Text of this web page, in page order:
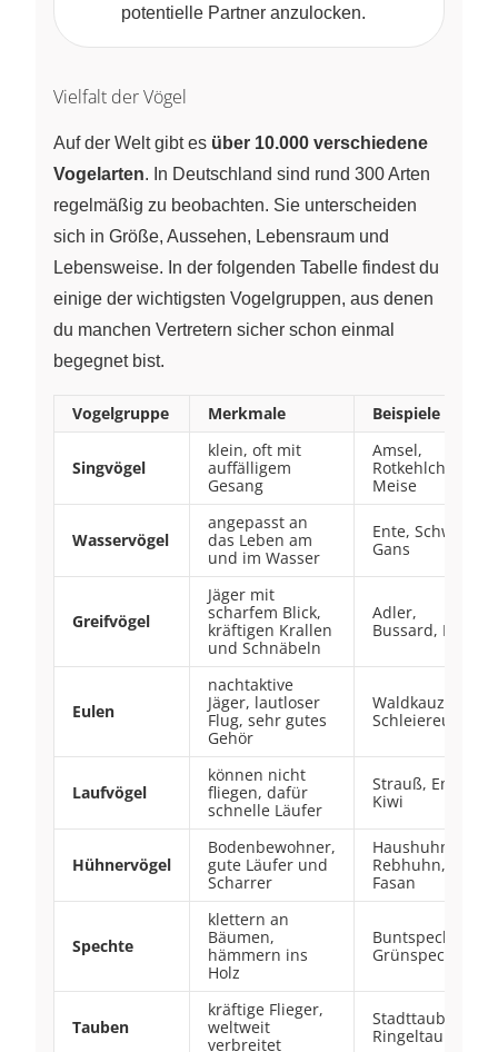
potentielle Partner anzulocken.
Vielfalt der Vögel
Auf der Welt gibt es über 10.000 verschiedene
Vogelarten. In Deutschland sind rund 300 Arten
regelmäßig zu beobachten. Sie unterscheiden
sich in Größe, Aussehen, Lebensraum und
Lebensweise. In der folgenden Tabelle findest du
einige der wichtigsten Vogelgruppen, aus denen
du manchen Vertretern sicher schon einmal
begegnet bist.
Vogelgruppe Merkmale Beispiele
Singvögel
klein, oft mit
auffälligem
Gesang
Amsel,
Rotkehlchen,
Meise
Wasservögel
angepasst an
das Leben am
und im Wasser
Ente, Schwan,
Gans
Greifvögel
Jäger mit
scharfem Blick,
kräftigen Krallen
und Schnäbeln
Adler,
Bussard, Falke
Eulen
nachtaktive
Jäger, lautloser
Flug, sehr gutes
Gehör
Waldkauz,
Schleiereule
Laufvögel
können nicht
fliegen, dafür
schnelle Läufer
Strauß, Emu,
Kiwi
Hühnervögel
Bodenbewohner,
gute Läufer und
Scharrer
Haushuhn,
Rebhuhn,
Fasan
Spechte
klettern an
Bäumen,
hämmern ins
Holz
Buntspecht,
Grünspecht
Tauben
kräftige Flieger,
weltweit
verbreitet
Stadttaube,
Ringeltaube